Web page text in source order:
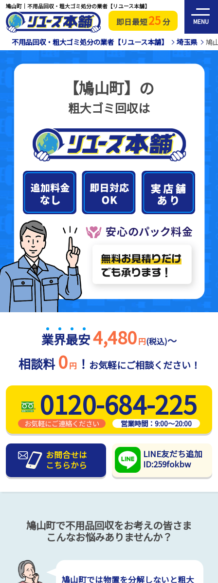
即日最短25分 MENU
鳩山町｜不用品回収・粗大ゴミ処分の業者【リユース本舗】
不用品回収・粗大ゴミ処分の業者【リユース本舗】 埼玉県 鳩
【鳩山町】の
粗大ゴミ回収は
業界最安4,480円(税込)～
相談料 0 円 ！ お気軽にご相談ください！
0120-684-225
お気軽にご連絡ください 営業時間： 9:00～20:00
お問合せは
こちらから
LINE友だち追加
ID:259fokbw
鳩山町で不用品回収をお考えの皆さま
こんなお悩みありませんか？
鳩山町では物置を分解しないと粗大